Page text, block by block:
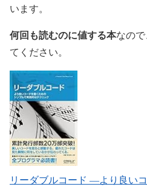
います。
何回も読むのに値する本なの
てください。
リーダブルコード ―より良い